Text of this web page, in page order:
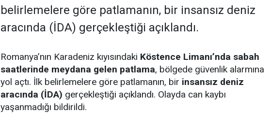
belirlemelere göre patlamanın, bir insansız deniz
aracında (İDA) gerçekleştiği açıklandı.
Romanya’nın Karadeniz kıyısındaki Köstence Limanı’nda sabah
saatlerinde meydana gelen patlama, bölgede güvenlik alarmına
yol açtı. İlk belirlemelere göre patlamanın, bir insansız deniz
aracında (İDA) gerçekleştiği açıklandı. Olayda can kaybı
yaşanmadığı bildirildi.